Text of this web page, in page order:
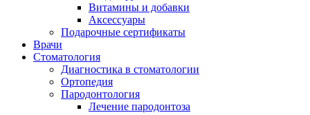
Витамины и добавки
Аксессуары
Подарочные сертификаты
Врачи
Стоматология
Диагностика в стоматологии
Ортопедия
Пародонтология
Лечение пародонтоза